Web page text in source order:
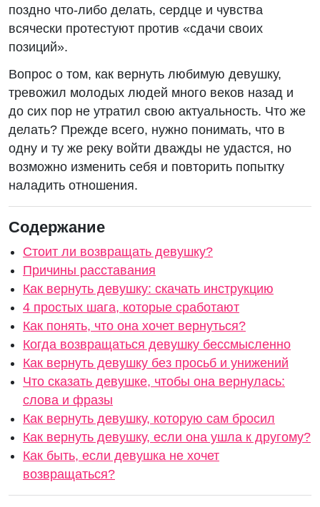
поздно что-либо делать, сердце и чувства
всячески протестуют против «сдачи своих
позиций».
Вопрос о том, как вернуть любимую девушку,
тревожил молодых людей много веков назад и
до сих пор не утратил свою актуальность. Что же
делать? Прежде всего, нужно понимать, что в
одну и ту же реку войти дважды не удастся, но
возможно изменить себя и повторить попытку
наладить отношения.
Содержание
Стоит ли возвращать девушку?
Причины расставания
Как вернуть девушку: скачать инструкцию
4 простых шага, которые сработают
Как понять, что она хочет вернуться?
Когда возвращаться девушку бессмысленно
Как вернуть девушку без просьб и унижений
Что сказать девушке, чтобы она вернулась:
слова и фразы
Как вернуть девушку, которую сам бросил
Как вернуть девушку, если она ушла к другому?
Как быть, если девушка не хочет
возвращаться?